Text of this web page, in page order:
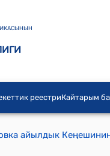
реестриКайтарым